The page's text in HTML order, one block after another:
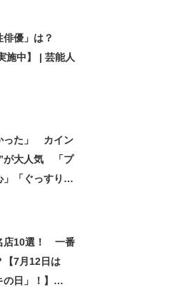
優」は？
施中】 | 芸能人
った」 カイン
”が大人気 「プ
」「ぐっすり眠
店10選！ 一番
【7月12日は
日」！】